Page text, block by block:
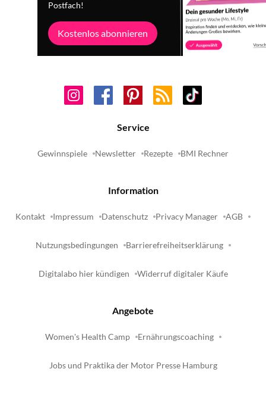
Postfach!
Kostenlos abonnieren
Service
Gewinnspiele Newsletter Rezepte BMI Rechner
Information
Kontakt Impressum Datenschutz Privacy Manager AGB
Nutzungsbedingungen Barrierefreiheitserklärung
Digitalabo hier kündigen Widerruf digitaler Käufe
Angebote
Women's Health Camp Ernährungscoaching
Jobs und Praktika der Motor Presse Hamburg